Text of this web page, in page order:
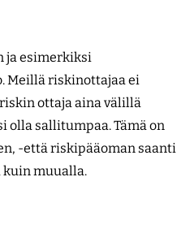
ja esimerkiksi
Meillä riskinottajaa ei
ottaja aina välillä
olla sallitumpaa. Tämä on
-että riskipääoman saanti
kuin muualla.